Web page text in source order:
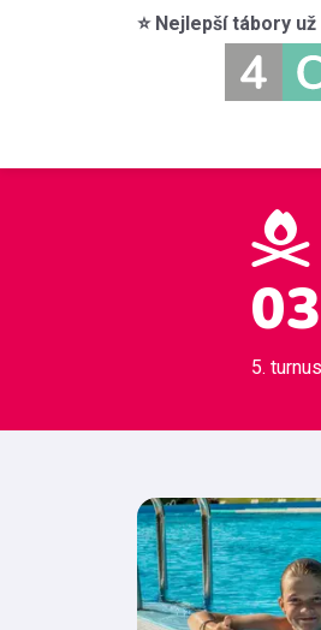
⭐ Nejlepší tábory
5.